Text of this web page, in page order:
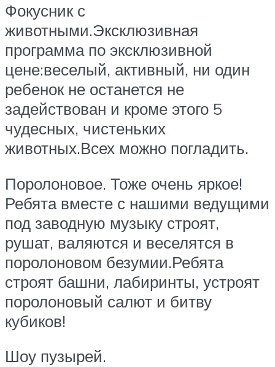
Фокусник с
животными.Эксклюзивная
программа по эксклюзивной
цене:веселый, активный, ни один
ребенок не останется не
задействован и кроме этого 5
чудесных, чистеньких
животных.Всех можно погладить.
Поролоновое. Тоже очень яркое!
Ребята вместе с нашими ведущими
под заводную музыку строят,
рушат, валяются и веселятся в
поролоновом безумии.Ребята
строят башни, лабиринты, устроят
поролоновый салют и битву
кубиков!
Шоу пузырей.